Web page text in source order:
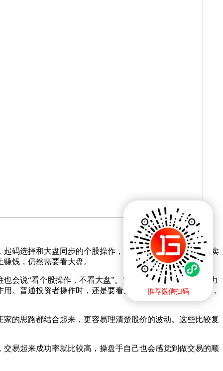
推荐微信扫码
码选择和大盘同步的个股操作，这样短线就比较安全。买卖
钱，仍然需要看大盘。
会说“看个股操作，不看大盘”。实际上人家是老手，有能力
。普通投资者操作时，还是要看大盘的。特别是做短线时，
的思路都结合起来，更容易理清楚股价的波动。这些比较复
易起来成功率就比较高，操盘手自己也会感觉到做交易的顺